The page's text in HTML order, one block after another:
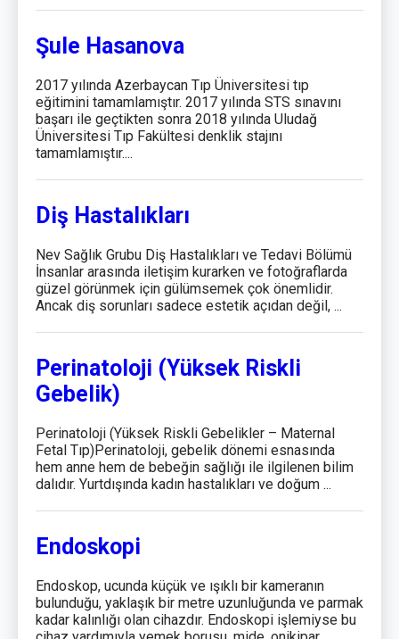
Şule Hasanova
2017 yılında Azerbaycan Tıp Üniversitesi tıp
eğitimini tamamlamıştır. 2017 yılında STS sınavını
başarı ile geçtikten sonra 2018 yılında Uludağ
Üniversitesi Tıp Fakültesi denklik stajını
tamamlamıştır....
Diş Hastalıkları
Nev Sağlık Grubu Diş Hastalıkları ve Tedavi Bölümü
İnsanlar arasında iletişim kurarken ve fotoğraflarda
güzel görünmek için gülümsemek çok önemlidir.
Ancak diş sorunları sadece estetik açıdan değil, ...
Perinatoloji (Yüksek Riskli
Gebelik)
Perinatoloji (Yüksek Riskli Gebelikler – Maternal
Fetal Tıp)Perinatoloji, gebelik dönemi esnasında
hem anne hem de bebeğin sağlığı ile ilgilenen bilim
dalıdır. Yurtdışında kadın hastalıkları ve doğum ...
Endoskopi
Endoskop, ucunda küçük ve ışıklı bir kameranın
bulunduğu, yaklaşık bir metre uzunluğunda ve parmak
kadar kalınlığı olan cihazdır. Endoskopi işlemiyse bu